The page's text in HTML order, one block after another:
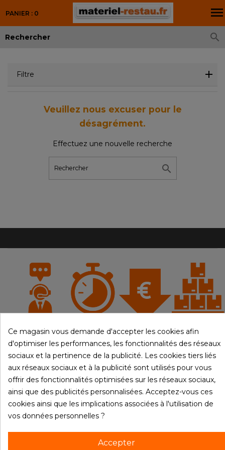

PANIER : 0

Filtre
Veuillez nous excuser pour le
désagrément.
Effectuez une nouvelle recherche

À votre
écoute
Livraison
rapide
Prix bas
Produits
en stock
PRODUITS 
NOTRE SOCIÉTÉ
Ce magasin vous demande d'accepter les cookies afin
d'optimiser les performances, les fonctionnalités des réseaux
sociaux et la pertinence de la publicité. Les cookies tiers liés
aux réseaux sociaux et à la publicité sont utilisés pour vous
offrir des fonctionnalités optimisées sur les réseaux sociaux,
ainsi que des publicités personnalisées. Acceptez-vous ces
cookies ainsi que les implications associées à l'utilisation de
vos données personnelles ?
Accepter